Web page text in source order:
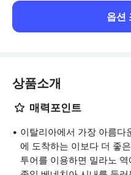
옵션
상품소개
매력포인트
이탈리아에서 가장 아름다
에 도착하는 이보다 더 좋
투어를 이용하면 밀라노